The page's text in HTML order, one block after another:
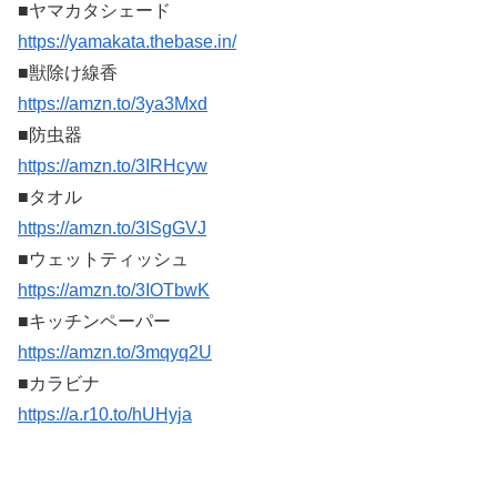
■ヤマカタシェード
https://yamakata.thebase.in/
■獣除け線香
https://amzn.to/3ya3Mxd
■防虫器
https://amzn.to/3IRHcyw
■タオル
https://amzn.to/3ISgGVJ
■ウェットティッシュ
https://amzn.to/3IOTbwK
■キッチンペーパー
https://amzn.to/3mqyq2U
■カラビナ
https://a.r10.to/hUHyja